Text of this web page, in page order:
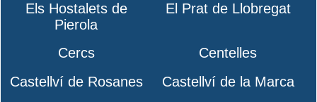
Els Hostalets de
Pierola
El Prat de Llobregat
Cercs
Centelles
Castellví de Rosanes
Castellví de la Marca